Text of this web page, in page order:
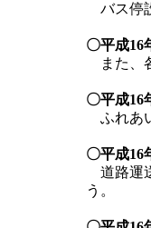
バス停
〇平成16
また、
〇平成16
ふれあ
〇平成16
道路運
う。